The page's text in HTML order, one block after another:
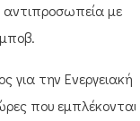
αντιπροσωπεία με
για την Ενεργειακή
που εμπλέκονται